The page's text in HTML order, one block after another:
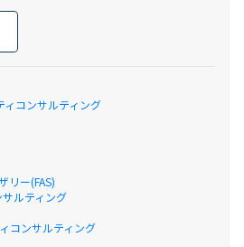
ィコンサルティング
リー(FAS)
ルティング
コンサルティング